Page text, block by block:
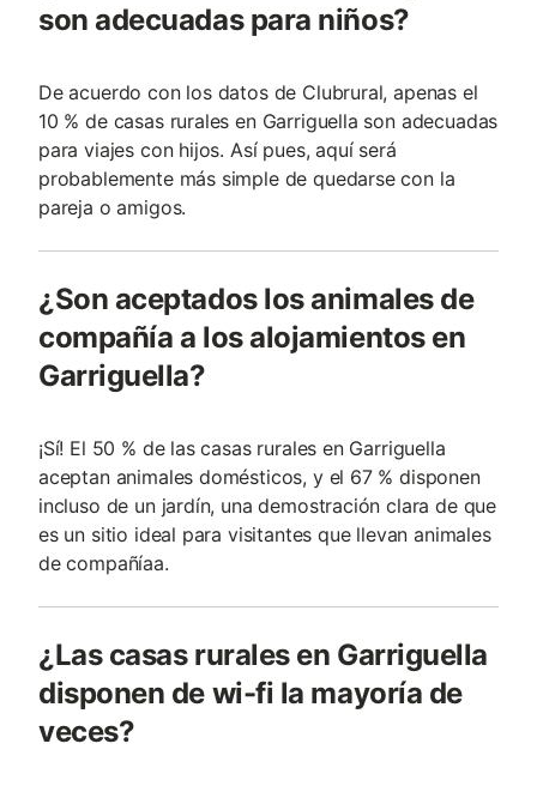
son adecuadas para niños?
De acuerdo con los datos de Clubrural, apenas el
10 % de casas rurales en Garriguella son adecuadas
para viajes con hijos. Así pues, aquí será
probablemente más simple de quedarse con la
pareja o amigos.
¿Son aceptados los animales de
compañía a los alojamientos en
Garriguella?
¡Sí! El 50 % de las casas rurales en Garriguella
aceptan animales domésticos, y el 67 % disponen
incluso de un jardín, una demostración clara de que
es un sitio ideal para visitantes que llevan animales
de compañía­a.
¿Las casas rurales en Garriguella
disponen de wi-fi la mayoría de
veces?